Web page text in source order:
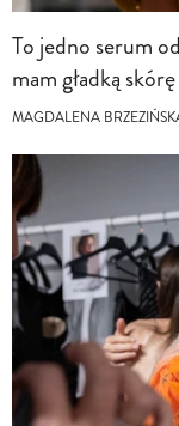
To jedno serum
mam gładką
MAGDALENA